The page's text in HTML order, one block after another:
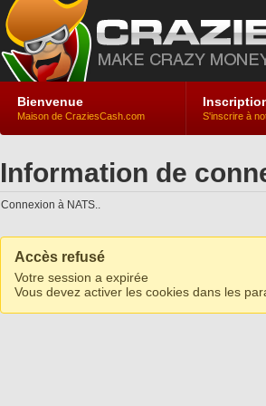
Bienvenue
Maison de CraziesCash.com S'inscrire à
Information de
Connexion à NATS..
Accès refusé
Votre session a expirée
Vous devez activer les cookies dans les